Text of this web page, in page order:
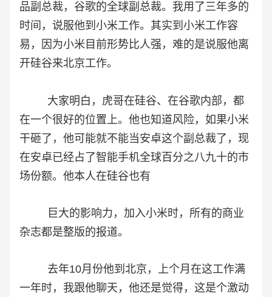
品副总裁，谷歌的全球副总裁。我用了三年多的
时间，说服他到小米工作。其实到小米工作容
易，因为小米目前形势比人强，难的是说服他离
开硅谷来北京工作。
大家明白，虎哥在硅谷、在谷歌内部，都
在一个很好的位置上。他也知道风险，如果小米
干砸了，他可能就不能当安卓这个副总裁了，现
在安卓已经占了智能手机全球百分之八九十的市
场份额。他本人在硅谷也有
巨大的影响力，加入小米时，所有的商业
杂志都是整版的报道。
去年10月份他到北京，上个月在这工作满
一年时，我跟他聊天，他还是觉得，这是个激动